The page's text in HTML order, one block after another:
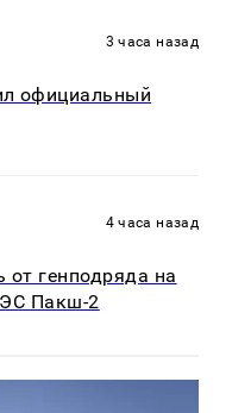
3 часа назад
официальный
4 часа назад
от генподряда на
Пакш-2